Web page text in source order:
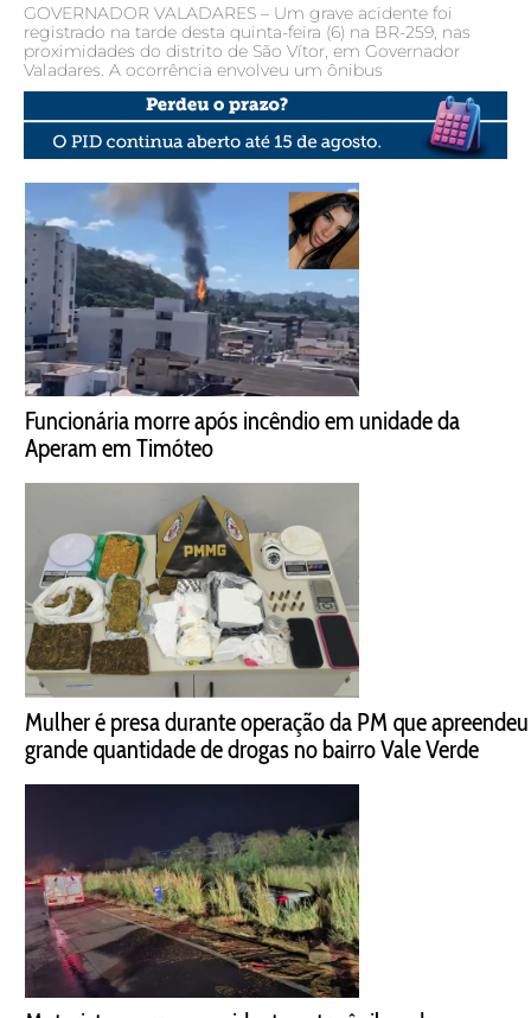
GOVERNADOR VALADARES – Um grave acidente foi
registrado na tarde desta quinta-feira (6) na BR-259, nas
proximidades do distrito de São Vítor, em Governador
Valadares. A ocorrência envolveu um ônibus
Funcionária morre após incêndio em unidade da
Aperam em Timóteo
Mulher é presa durante operação da PM que apreendeu
grande quantidade de drogas no bairro Vale Verde